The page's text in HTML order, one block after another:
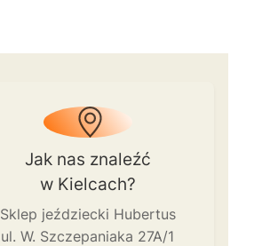
Jak nas znaleźć
w Kielcach?
Sklep jeździecki Hubertus
ul. W. Szczepaniaka 27A/1